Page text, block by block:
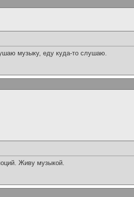
музыку, еду куда-то слушаю.
Живу музыкой.